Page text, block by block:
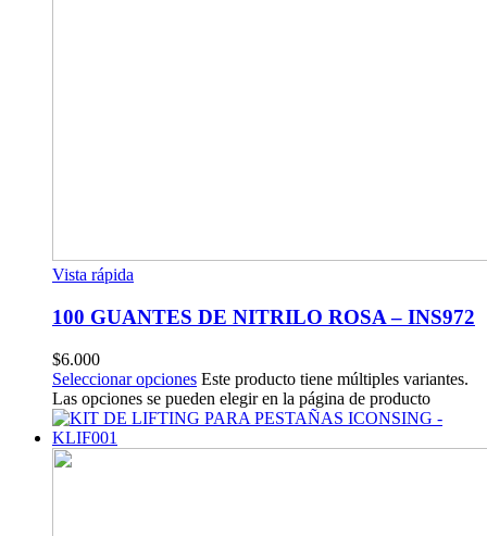
Vista rápida
100 GUANTES DE NITRILO ROSA – INS972
$6.000
Seleccionar opciones Este producto tiene múltiples variantes.
Las opciones se pueden elegir en la página de producto